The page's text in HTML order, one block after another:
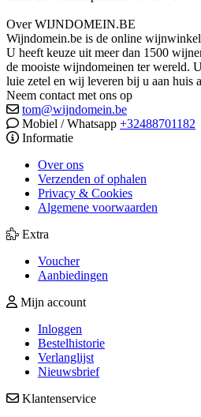
Over WIJNDOMEIN.BE
Wijndomein.be is de online
U heeft keuze uit meer dan 1500
de mooiste wijndomeinen ter wereld.
luie zetel en wij leveren bij u aan huis
Neem contact met ons op
tom@wijndomein.be
Mobiel / Whatsapp +32488701182
Informatie
Over ons
Verzenden of ophalen
Privacy & Cookies
Algemene voorwaarden
Extra
Voucher
Aanbiedingen
Mijn account
Inloggen
Bestelhistorie
Verlanglijst
Nieuwsbrief
Klantenservice